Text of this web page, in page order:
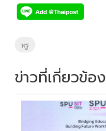
e
b
k
tt
er
p
y
k
Tags
ทรู
ข่าวที่เกี่ยวข้อง